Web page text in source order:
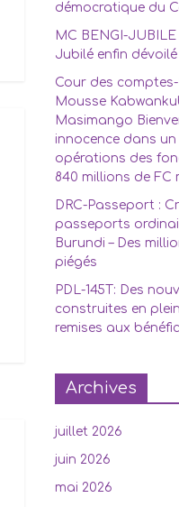
démocratique du
MC BENGI-
Jubilé enfin dévoilé
Cour des
Mousse
Masimango
innocence dans un
opérations des
840 millions de FC
DRC-Passeport :
passeports
Burundi – Des
piégés
PDL-145T: Des
construites en
remises aux
Archives
juillet 2026
juin 2026
mai 2026